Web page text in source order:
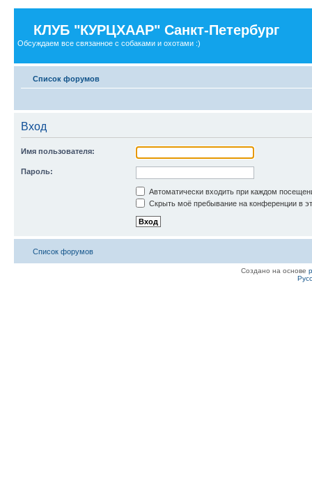
КЛУБ "КУРЦХААР" Санкт-Петербург
Обсуждаем все связанное с собаками и охотами :)
Список форумов
Вход
Имя пользователя:
Пароль:
Автоматически входить при каждом
Скрыть моё пребывание на конференции в
Список форумов
Создано на основе